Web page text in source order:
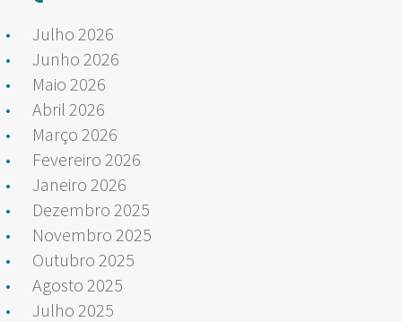
Julho 2026
Junho 2026
Maio 2026
Abril 2026
Março 2026
Fevereiro 2026
Janeiro 2026
Dezembro 2025
Novembro 2025
Outubro 2025
Agosto 2025
Julho 2025